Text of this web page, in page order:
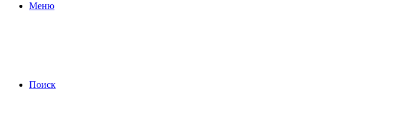
Меню
Поиск